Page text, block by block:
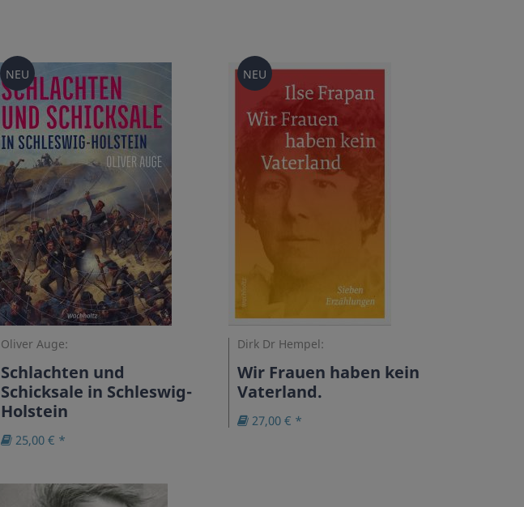
NEU
Oliver Auge:
Schlachten und
Schicksale in Schleswig-
Holstein
25,00 € *
NEU
Dirk Dr Hempel:
Wir Frauen haben kein
Vaterland.
27,00 € *